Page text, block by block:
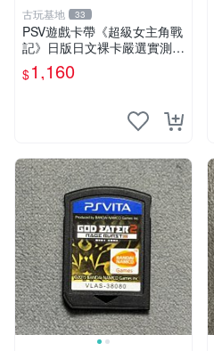
古玩基地 33
PSV遊戲卡帶《超級女主角戰
記》日版日文裸卡嚴選實測正
常索尼專用 超級女主角戰記
PSV 日版 裸卡
$1,160